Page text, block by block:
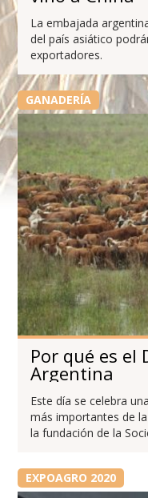
La embajada
del país asiático
exportadores.
GANADERÍA
Por qué es el
Argentina
Este día se celebra
más importantes de
la fundación de la
EXPOAGRO 2020